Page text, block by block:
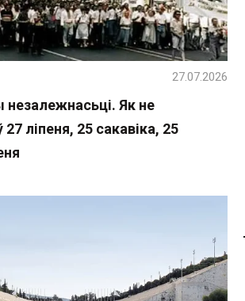
Як не
ліпеня, 25 сакавіка, 25
27.07.2026